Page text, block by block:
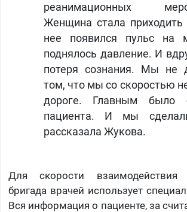
реанимационных
Женщина стала приходить
нее появился пульс на
поднялось давление. И
потеря сознания. Мы не
том, что мы со скоростью
дороге. Главным было
пациента. И мы
рассказала Жукова.
Для скорости
бригада врачей использует
Вся информация о пациенте, за